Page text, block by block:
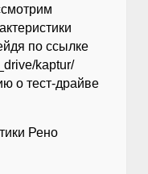
по ссылке
kaptur/
о тест-драйве
Рено